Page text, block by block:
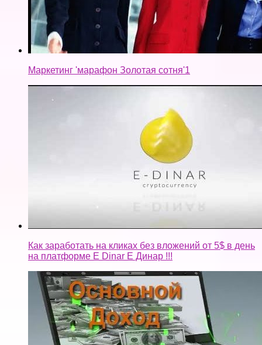
Маркетинг 'марафон Золотая сотня'1
Как заработать на кликах без вложений от 5$ в день
на платформе E Dinar Е Динар !!!